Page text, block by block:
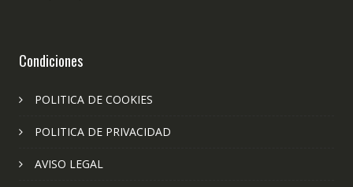
Condiciones
POLITICA DE COOKIES
POLITICA DE PRIVACIDAD
AVISO LEGAL